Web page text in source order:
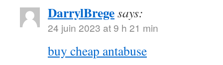
DarrylBregesays:
24 juin 2023 at 9 h 21 min
buy cheap antabuse